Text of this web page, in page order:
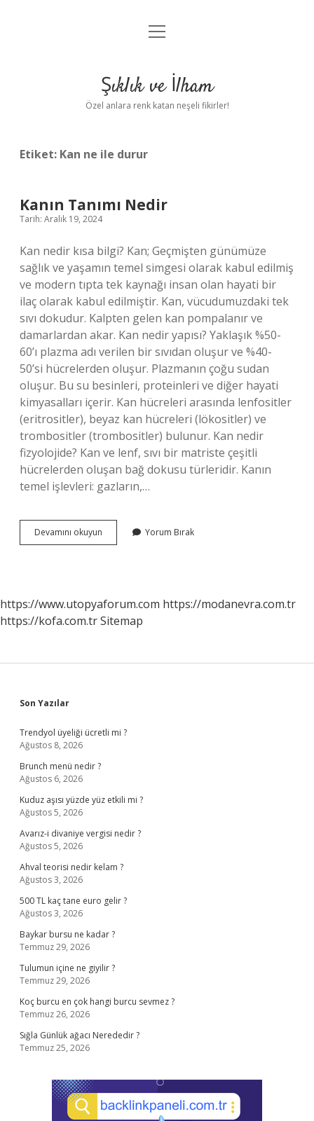
Anasayfa
Yasal Uyarı
menüyü
Şıklık ve İlham
Özel anlara renk katan neşeli fikirler!
Etiket: Kan ne ile durur
Kanın Tanımı Nedir
Tarih: Aralık 19, 2024
Kan nedir kısa bilgi? Kan; Geçmişten günümüze
sağlık ve yaşamın temel simgesi olarak kabul edilmiş
ve modern tıpta tek kaynağı insan olan hayati bir
ilaç olarak kabul edilmiştir. Kan, vücudumuzdaki tek
sıvı dokudur. Kalpten gelen kan pompalanır ve
damarlardan akar. Kan nedir yapısı? Yaklaşık %50-
60’ı plazma adı verilen bir sıvıdan oluşur ve %40-
50’si hücrelerden oluşur. Plazmanın çoğu sudan
oluşur. Bu su besinleri, proteinleri ve diğer hayati
kimyasalları içerir. Kan hücreleri arasında lenfositler
(eritrositler), beyaz kan hücreleri (lökositler) ve
trombositler (trombositler) bulunur. Kan nedir
fizyolojide? Kan ve lenf, sıvı bir matriste çeşitli
hücrelerden oluşan bağ dokusu türleridir. Kanın
temel işlevleri: gazların,…
Devamını okuyun
Tanımı
Yorum Bırak
https://www.utopyaforum.com https://modanevra.com.tr
https://kofa.com.trSitemap
Sidebar
Son Yazılar
Trendyol üyeliği ücretli mi ?
Ağustos 8, 2026
Brunch menü nedir ?
Ağustos 6, 2026
Kuduz aşısı yüzde yüz etkili mi ?
Ağustos 5, 2026
Avarız-i divaniye vergisi nedir ?
Ağustos 5, 2026
Ahval teorisi nedir kelam ?
Ağustos 3, 2026
500 TL kaç tane euro gelir ?
Ağustos 3, 2026
Baykar bursu ne kadar ?
Temmuz 29, 2026
Tulumun içine ne giyilir ?
Temmuz 29, 2026
Koç burcu en çok hangi burcu sevmez ?
Temmuz 26, 2026
Sığla Günlük ağacı Nerededir ?
Temmuz 25, 2026